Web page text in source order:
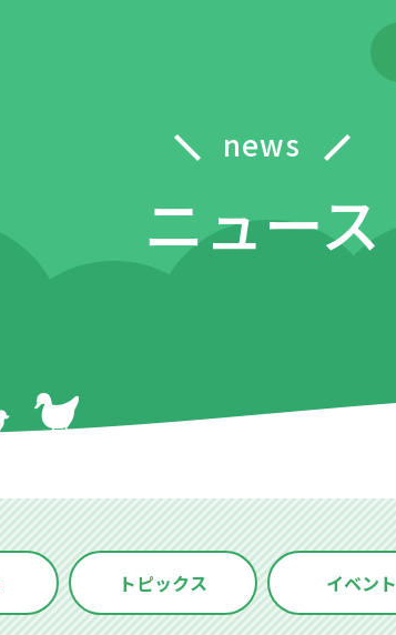
news
ニュース
トピックス イベント